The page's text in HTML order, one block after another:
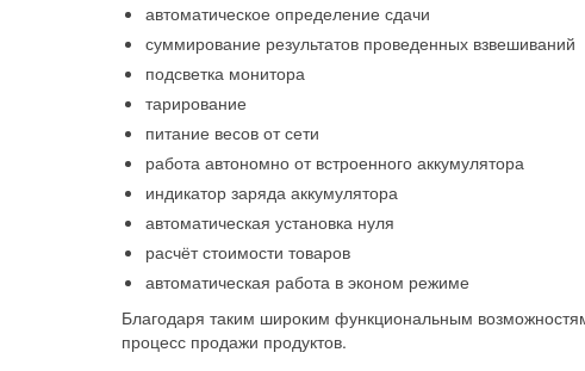
автоматическое определение сдачи
суммирование результатов проведенных взвешиваний
подсветка монитора
тарирование
питание весов от сети
работа автономно от встроенного аккумулятора
индикатор заряда аккумулятора
автоматическая установка нуля
расчёт стоимости товаров
автоматическая работа в эконом режиме
Благодаря таким широким функциональным
процесс продажи продуктов.